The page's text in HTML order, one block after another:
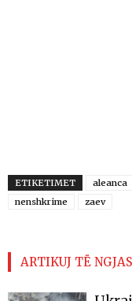
ETIKETIMET aleanca
nenshkrime
zaev
ARTIKUJ TË